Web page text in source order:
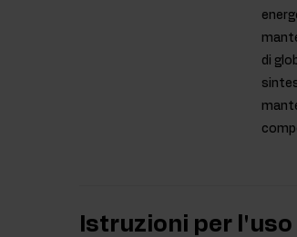
di
Istruzioni per l'uso